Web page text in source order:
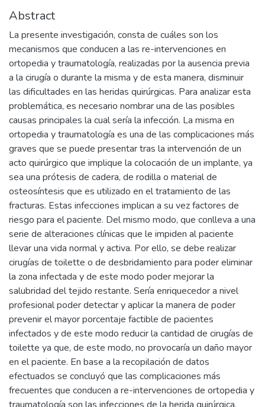
Abstract
La presente investigación, consta de cuáles son los
mecanismos que conducen a las re-intervenciones en
ortopedia y traumatología, realizadas por la ausencia previa
a la cirugía o durante la misma y de esta manera, disminuir
las dificultades en las heridas quirúrgicas. Para analizar esta
problemática, es necesario nombrar una de las posibles
causas principales la cual sería la infección. La misma en
ortopedia y traumatología es una de las complicaciones más
graves que se puede presentar tras la intervención de un
acto quirúrgico que implique la colocación de un implante, ya
sea una prótesis de cadera, de rodilla o material de
osteosíntesis que es utilizado en el tratamiento de las
fracturas. Estas infecciones implican a su vez factores de
riesgo para el paciente. Del mismo modo, que conlleva a una
serie de alteraciones clínicas que le impiden al paciente
llevar una vida normal y activa. Por ello, se debe realizar
cirugías de toilette o de desbridamiento para poder eliminar
la zona infectada y de este modo poder mejorar la
salubridad del tejido restante. Sería enriquecedor a nivel
profesional poder detectar y aplicar la manera de poder
prevenir el mayor porcentaje factible de pacientes
infectados y de este modo reducir la cantidad de cirugías de
toilette ya que, de este modo, no provocaría un daño mayor
en el paciente. En base a la recopilación de datos
efectuados se concluyó que las complicaciones más
frecuentes que conducen a re-intervenciones de ortopedia y